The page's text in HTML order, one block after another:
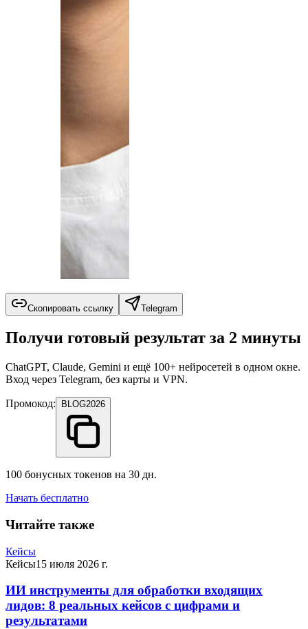
Скопировать ссылку Telegram
Получи готовый результат за 2 минуты
ChatGPT, Claude, Gemini и ещё 100+ нейросетей в одном окне.
Вход через Telegram, без карты и VPN.
Промокод: BLOG2026
100 бонусных токенов на 30 дн.
Начать бесплатно
Читайте также
Кейсы
Кейсы15 июля 2026 г.
ИИ инструменты для обработки входящих
лидов: 8 реальных кейсов с цифрами и
результатами